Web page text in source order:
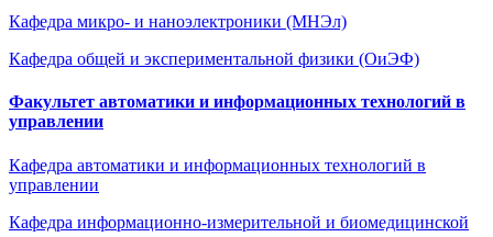
Кафедра микро- и наноэлектроники (МНЭл)
Кафедра общей и экспериментальной физики (ОиЭФ)
Факультет автоматики и информационных технологий в
управлении
Кафедра автоматики и информационных технологий в
управлении
Кафедра информационно-измерительной и биомедицинской